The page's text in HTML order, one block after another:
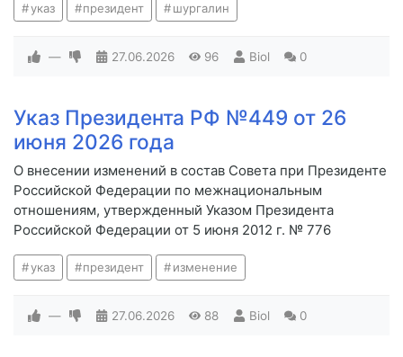
указ президент шургалин
— 27.06.2026 96 Biol 0
Указ Президента РФ №449 от 26
июня 2026 года
О внесении изменений в состав Совета при Президенте
Российской Федерации по межнациональным
отношениям, утвержденный Указом Президента
Российской Федерации от 5 июня 2012 г. № 776
указ президент изменение
— 27.06.2026 88 Biol 0